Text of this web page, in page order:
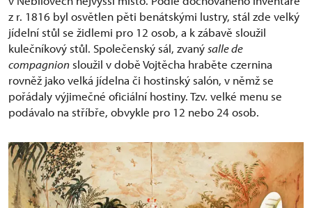
z r. 1816 byl osvětlen pěti benátskými lustry, stál zde velký
jídelní stůl se židlemi pro 12 osob, a k zábavě sloužil
kulečníkový stůl. Společenský sál, zvanýsalle de
compagnion sloužil v době Vojtěcha hraběte czernina
rovněž jako velká jídelna či hostinský salón, v němž se
pořádaly výjimečné oficiální hostiny. Tzv. velké menu se
podávalo na stříbře, obvykle pro 12 nebo 24 osob.